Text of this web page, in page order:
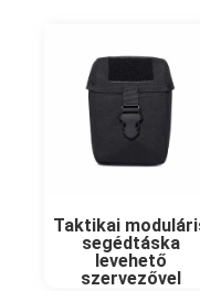
Taktikai
segédtáska
levehető
szervezővel